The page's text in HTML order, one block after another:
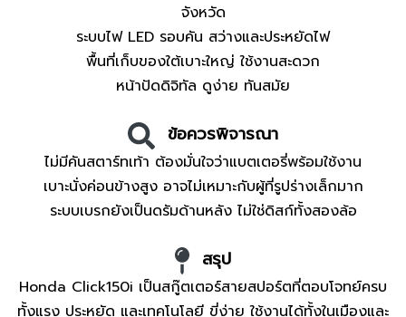
จังหวัด
ระบบไฟ LED รอบคัน สว่างและประหยัดไฟ
พื้นที่เก็บของใต้เบาะใหญ่ ใช้งานสะดวก
หน้าปัดดิจิทัล ดูง่าย ทันสมัย
ข้อควรพิจารณา
ไม่มีคันสตาร์ทเท้า ต้องมั่นใจว่าแบตเตอรี่พร้อมใช้งาน
เบาะนั่งค่อนข้างสูง อาจไม่เหมาะกับผู้ที่รูปร่างเล็กมาก
ระบบเบรกยังเป็นดรัมด้านหลัง ไม่ใช่ดิสก์ทั้งสองล้อ
สรุป
Honda Click150i เป็นสกู๊ตเตอร์สายสปอร์ตที่ตอบโจทย์ครบ
ทั้งแรง ประหยัด และเทคโนโลยี ขี่ง่าย ใช้งานได้ทั้งในเมืองและ